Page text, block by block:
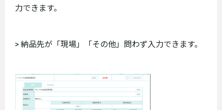
力できます。
> 納品先が「現場」「その他」問わず入力できます。